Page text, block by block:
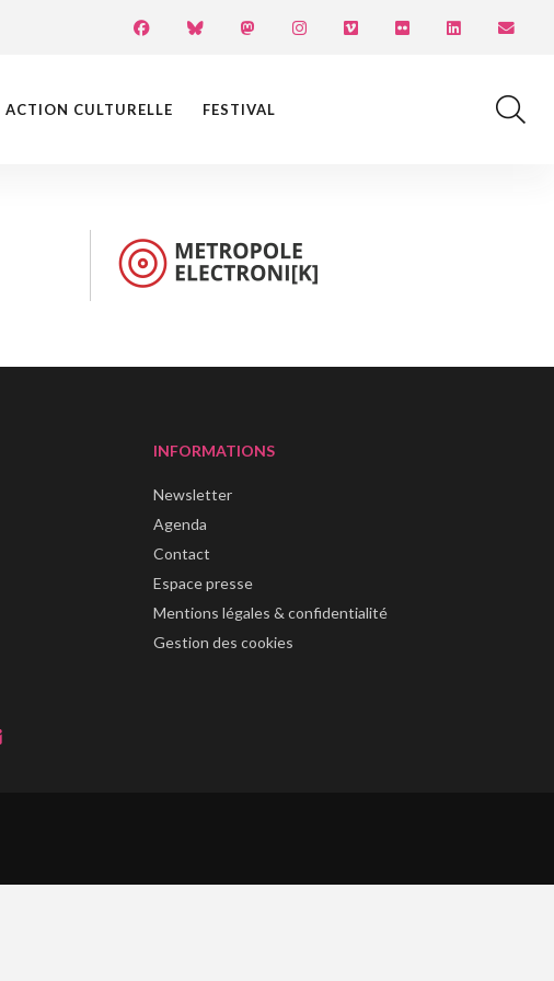
ACTION CULTURELLE FESTIVAL
INFORMATIONS
Newsletter
Agenda
Contact
Espace presse
Mentions légales & confidentialité
Gestion des cookies